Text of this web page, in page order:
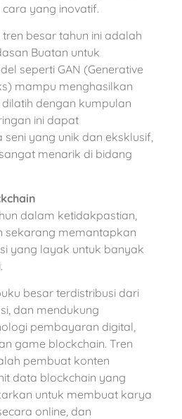
yang inovatif.
besar tahun ini adalah
Buatan untuk
seperti GAN (Generative
mampu menghasilkan
dengan kumpulan
ini dapat
yang unik dan eksklusif,
menarik di bidang
dalam ketidakpastian,
sekarang memantapkan
yang layak untuk banyak
besar terdistribusi dari
dan mendukung
pembayaran digital,
game blockchain. Tren
pembuat konten
data blockchain yang
untuk membuat karya
online, dan